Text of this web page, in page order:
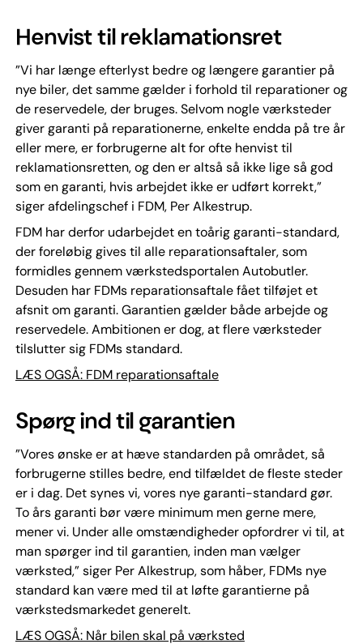
Henvist til reklamationsret
”Vi har længe efterlyst bedre og længere garantier på
nye biler, det samme gælder i forhold til reparationer og
de reservedele, der bruges. Selvom nogle værksteder
giver garanti på reparationerne, enkelte endda på tre år
eller mere, er forbrugerne alt for ofte henvist til
reklamationsretten, og den er altså så ikke lige så god
som en garanti, hvis arbejdet ikke er udført korrekt,”
siger afdelingschef i FDM, Per Alkestrup.
FDM har derfor udarbejdet en toårig garanti-standard,
der foreløbig gives til alle reparationsaftaler, som
formidles gennem værkstedsportalen Autobutler.
Desuden har FDMs reparationsaftale fået tilføjet et
afsnit om garanti. Garantien gælder både arbejde og
reservedele. Ambitionen er dog, at flere værksteder
tilslutter sig FDMs standard.
LÆS OGSÅ: FDM reparationsaftale
Spørg ind til garantien
”Vores ønske er at hæve standarden på området, så
forbrugerne stilles bedre, end tilfældet de fleste steder
er i dag. Det synes vi, vores nye garanti-standard gør.
To års garanti bør være minimum men gerne mere,
mener vi. Under alle omstændigheder opfordrer vi til, at
man spørger ind til garantien, inden man vælger
værksted,” siger Per Alkestrup, som håber, FDMs nye
standard kan være med til at løfte garantierne på
værkstedsmarkedet generelt.
LÆS OGSÅ: Når bilen skal på værksted